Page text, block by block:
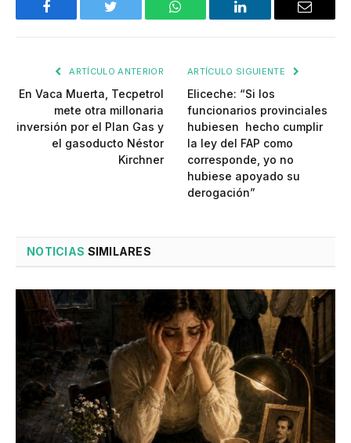
Facebook Twitter WhatsApp LinkedIn Email
ARTÍCULO ANTERIOR
En Vaca Muerta, Tecpetrol
mete otra millonaria
inversión por el Plan Gas y
el gasoducto Néstor
Kirchner
ARTÍCULO SIGUIENTE
Eliceche: “Si los
funcionarios provinciales
hubiesen hecho cumplir
la ley del FAP como
corresponde, yo no
hubiese apoyado su
derogación”
NOTICIAS SIMILARES